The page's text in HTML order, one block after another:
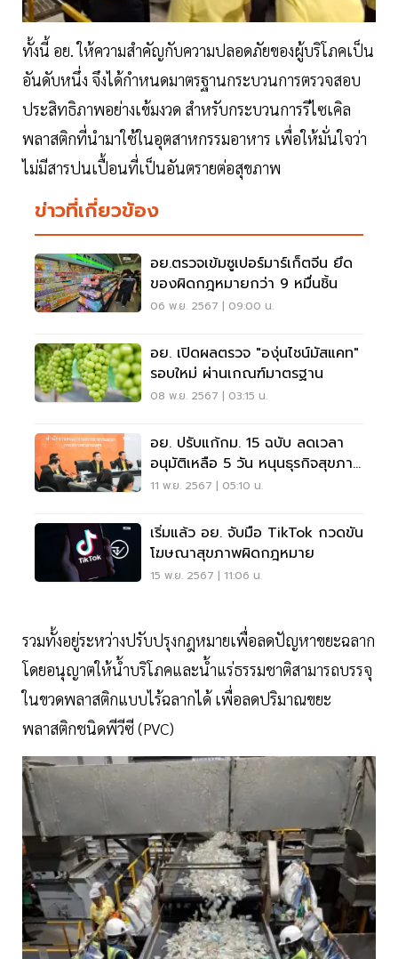
ทั้งนี้ อย. ให้ความสำคัญกับความปลอดภัยของผู้บริโภคเป็น
อันดับหนึ่ง จึงได้กำหนดมาตรฐานกระบวนการตรวจสอบ
ประสิทธิภาพอย่างเข้มงวด สำหรับกระบวนการรีไซเคิล
พลาสติกที่นำมาใช้ในอุตสาหกรรมอาหาร เพื่อให้มั่นใจว่า
ไม่มีสารปนเปื้อนที่เป็นอันตรายต่อสุขภาพ
ข่าวที่เกี่ยวข้อง
อย.ตรวจเข้มซูเปอร์มาร์เก็ตจีน ยึด
ของผิดกฎหมายกว่า 9 หมื่นชิ้น
06 พ.ย. 2567 | 09:00 น.
อย. เปิดผลตรวจ "องุ่นไชน์มัสแคท"
รอบใหม่ ผ่านเกณฑ์มาตรฐาน
08 พ.ย. 2567 | 03:15 น.
อย. ปรับแก้กม. 15 ฉบับ ลดเวลา
อนุมัติเหลือ 5 วัน หนุนธุรกิจสุขภาพ
โต
11 พ.ย. 2567 | 05:10 น.
เริ่มแล้ว อย. จับมือ TikTok กวดขัน
โฆษณาสุขภาพผิดกฎหมาย
15 พ.ย. 2567 | 11:06 น.
รวมทั้งอยู่ระหว่างปรับปรุงกฎหมายเพื่อลดปัญหาขยะฉลาก
โดยอนุญาตให้น้ำบริโภคและน้ำแร่ธรรมชาติสามารถบรรจุ
ในขวดพลาสติกแบบไร้ฉลากได้ เพื่อลดปริมาณขยะ
พลาสติกชนิดพีวีซี (PVC)